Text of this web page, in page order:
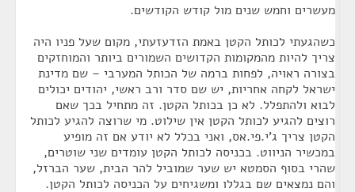
מעשרים וחמש שנים מול קודש הקודשים.
כשהגעתי לכותל הקטן באמת הזדעזעתי, מקום שעל פניו היה
צריך להיות מהמקומות הקדושים השמורים ביותר והמוחזקים
בצורה ראויה, לפחות ברמה של הכותל המערבי – שם מדינת
ישראל לקחה אחריות, יש שם סדר ורב ראשי, יהודים יכולים
לבוא ולהתפלל. לא כן בכותל הקטן. זה מתחיל בכך שאם
רוצים להגיע לכותל הקטן אין שילוט. מי שרוצה להגיע לכותל
הקטן צריך ג'י.פי.אס, ואני בכלל לא יודע אם זה מופיע
במכשיר הניווט. בכניסה לכותל הקטן עומדים שני שוטרים,
שהרי בסוף הסמטא יש שער שמוביל להר הבית, שער הברזל,
והם נמצאים שם בגללו ומשגיחים על הכניסה לכותל הקטן.